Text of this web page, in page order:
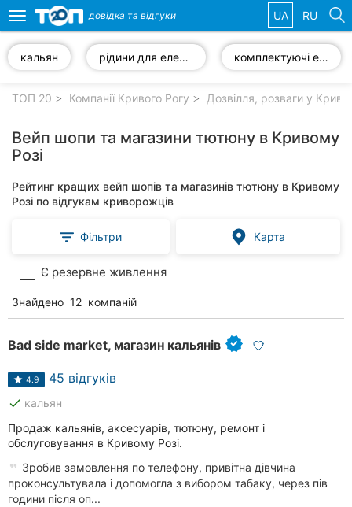
компанії
рубрики:
Стоматології
Приватні
клініки
Всі
рубрики
Toggle
navigation
довідка та відгуки UA RU
кальян рідини для електронних сигарет комплектуючі електронних сигарет
ТОП 20 Компанії Кривого Рогу Дозвілля, розваги у
Вейп шопи та магазини тютюну в Кривому
Розі
Рейтинг кращих вейп шопів та магазинів тютюну в Кривому
Розі по відгукам криворожців
Фільтри Карта
Є резервне живлення
Знайдено 12 компаній
Bad side market, магазин кальянів
4.9 45 відгуків
done кальян
Продаж кальянів, аксесуарів, тютюну, ремонт і
обслуговування в Кривому Розі.
Зробив замовлення по телефону, привітна дівчина
проконсультувала і допомогла з вибором табаку, через пів
години після оп...